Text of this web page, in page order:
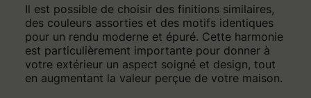
Il est possible de choisir des finitions similaires,
des couleurs assorties et des motifs identiques
pour un rendu moderne et épuré. Cette harmonie
est particulièrement importante pour donner à
votre extérieur un aspect soigné et design, tout
en augmentant la valeur perçue de votre maison.